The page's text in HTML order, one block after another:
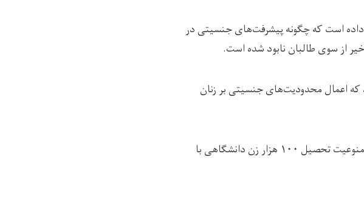
داده است که چگونه پیشرفت‌های جنسیتی در
اعمال محدودیت‌های جنسیتی بر زنان
همچنین این نمودار نشان می‌دهد که ترک آموزش ۱.۱ میلیون دختر و ممنوعیت تحصیل ۱۰۰ هزار زن دانشگاهی با